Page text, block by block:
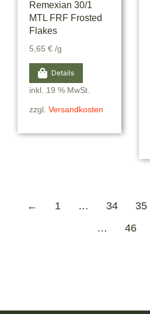
Remexian 30/1
MTL FRF Frosted
Flakes
5,65 € /g
Details
inkl. 19 % MwSt.
zzgl. Versandkosten
← 1 … 34 35
…
46